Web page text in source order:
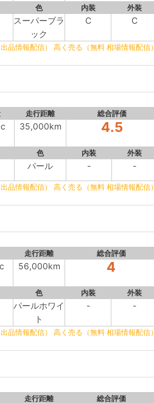
色 内装 外装
スーパーブラ
ック
C C
品情報配信） 高く売る（無料 相場情報配信）
走行距離 総合評価
35,000km 4.5
色 内装 外装
パール - -
品情報配信） 高く売る（無料 相場情報配信）
走行距離 総合評価
56,000km 4
色 内装 外装
パールホワイ
ト
- -
品情報配信） 高く売る（無料 相場情報配信）
走行距離 総合評価